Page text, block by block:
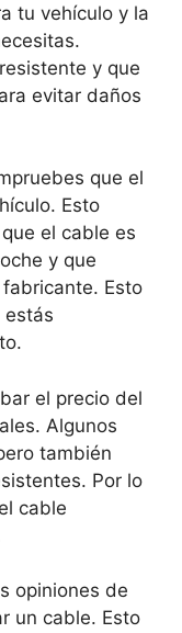
tu vehículo y la
y que
evitar daños
que el
Esto
el cable es
y que
Esto
estás
el precio del
Algunos
también
Por lo
cable
opiniones de
un cable. Esto